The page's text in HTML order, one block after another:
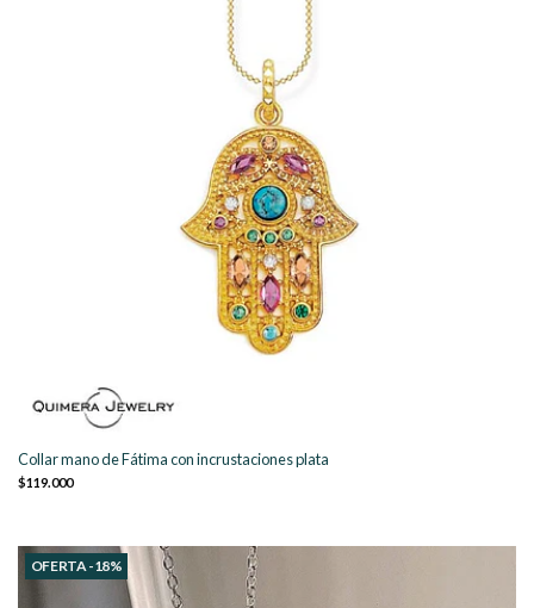
Collar mano de Fátima con incrustaciones plata
$119.000
OFERTA -18%